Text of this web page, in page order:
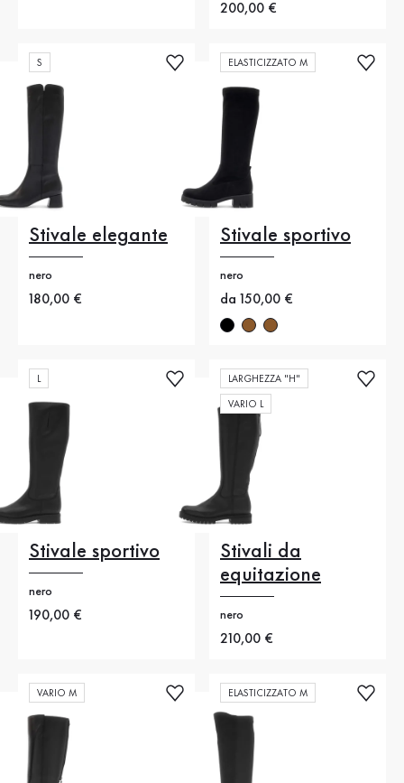
Nuovo prezzo
200,00 €
S
Stivale elegante
nero
Nuovo prezzo
180,00 €
ELASTICIZZATO M
Stivale sportivo
nero
Nuovo prezzo
da 150,00 €
Stivale sportivo
nero
Nuovo prezzo
190,00 €
LARGHEZZA "H"
VARIO L
Stivali da
equitazione
nero
Nuovo prezzo
210,00 €
VARIO M ELASTICIZZATO M